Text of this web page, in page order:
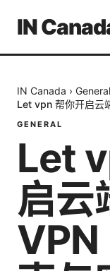
IN
IN Canada › General
Let vpn 帮你开启云
GENERAL
Let
启云
VPN